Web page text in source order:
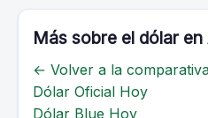
Más sobre el dólar
← Volver a la
Dólar Oficial Hoy
Dólar Blue Hoy